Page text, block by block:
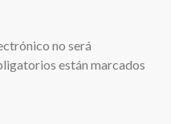
no será
están marcados